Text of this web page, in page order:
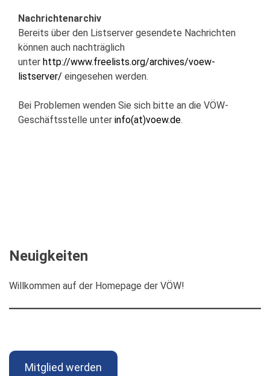
Nachrichtenarchiv
Bereits über den Listserver gesendete Nachrichten
können auch nachträglich
unter http://www.freelists.org/archives/voew-
listserver/ eingesehen werden.
Bei Problemen wenden Sie sich bitte an die VÖW-
Geschäftsstelle unter info(at)voew.de.
Neuigkeiten
Willkommen auf der Homepage der VÖW!
Mitglied werden